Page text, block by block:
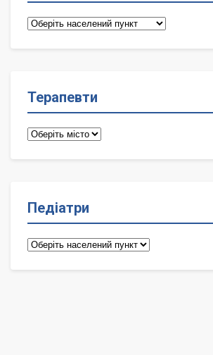
Сімейні
Терапевти
Терапевти
Педіатри
Педіатри